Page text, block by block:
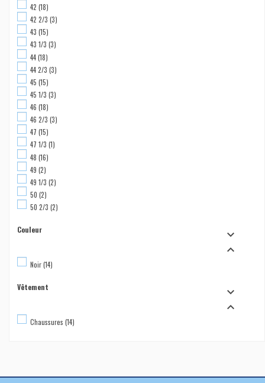
42 (18)
42 2/3 (3)
43 (15)
43 1/3 (3)
44(18)
44 2/3 (3)
45 (15)
45 1/3 (3)
46 (18)
46 2/3 (3)
47 (15)
47 1/3 (1)
48 (16)
49 (2)
49 1/3 (2)
50 (2)
50 2/3 (2)
Couleur


Noir(14)
Vêtement


Chaussures (14)